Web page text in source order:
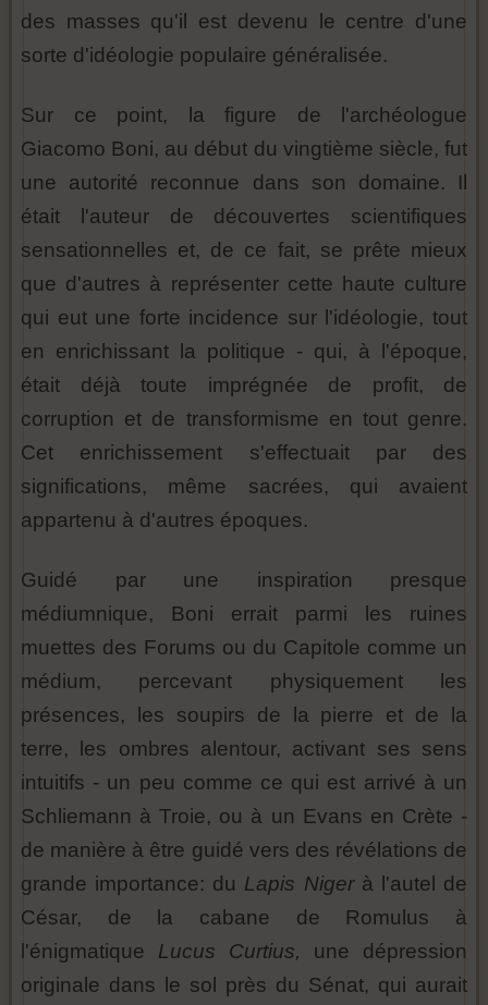
des masses qu'il est devenu le centre d'une
sorte d'idéologie populaire généralisée.
Sur ce point, la figure de l'archéologue
Giacomo Boni, au début du vingtième siècle, fut
une autorité reconnue dans son domaine. Il
était l'auteur de découvertes scientifiques
sensationnelles et, de ce fait, se prête mieux
que d'autres à représenter cette haute culture
qui eut une forte incidence sur l'idéologie, tout
en enrichissant la politique - qui, à l'époque,
était déjà toute imprégnée de profit, de
corruption et de transformisme en tout genre.
Cet enrichissement s'effectuait par des
significations, même sacrées, qui avaient
appartenu à d'autres époques.
Guidé par une inspiration presque
médiumnique, Boni errait parmi les ruines
muettes des Forums ou du Capitole comme un
médium, percevant physiquement les
présences, les soupirs de la pierre et de la
terre, les ombres alentour, activant ses sens
intuitifs - un peu comme ce qui est arrivé à un
Schliemann à Troie, ou à un Evans en Crète -
de manière à être guidé vers des révélations de
grande importance: du Lapis Nigerà l'autel de
César, de la cabane de Romulus à
l'énigmatique Lucus Curtius, une dépression
originale dans le sol près du Sénat, qui aurait